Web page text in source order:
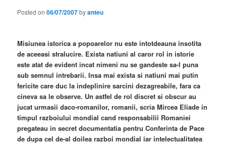
Posted on06/07/2007byanteu
Misiunea istorica a popoarelor nu este intotdeauna insotita
de aceeasi stralucire. Exista natiuni al caror rol in istorie
este atat de evident incat nimeni nu se gandeste sa-l puna
sub semnul intrebarii. Insa mai exista si natiuni mai putin
fericite care duc la indeplinire sarcini dezagreabile, fara ca
cineva sa le observe. Un astfel de rol discret si obscur au
jucat urmasii daco-romanilor, romanii, scria Mircea Eliade in
timpul razboiului mondial cand responsabilii Romaniei
pregateau in secret documentatia pentru Conferinta de Pace
de dupa cel de-al doilea razboi mondial iar intelectualitatea